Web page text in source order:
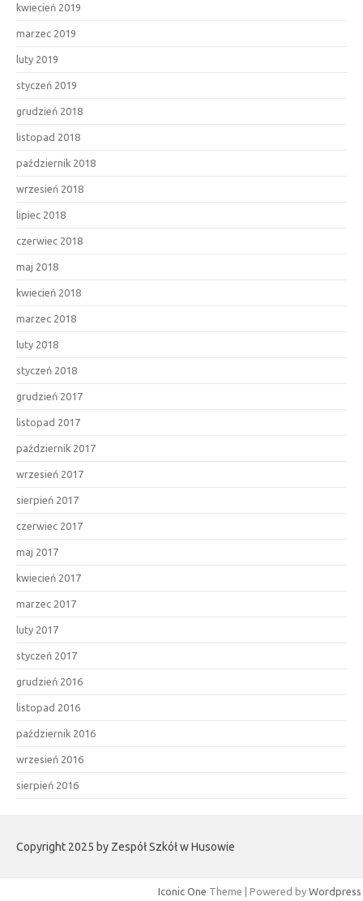
kwiecień 2019
marzec 2019
luty 2019
styczeń 2019
grudzień 2018
listopad 2018
październik 2018
wrzesień 2018
lipiec 2018
czerwiec 2018
maj 2018
kwiecień 2018
marzec 2018
luty 2018
styczeń 2018
grudzień 2017
listopad 2017
październik 2017
wrzesień 2017
sierpień 2017
czerwiec 2017
maj 2017
kwiecień 2017
marzec 2017
luty 2017
styczeń 2017
grudzień 2016
listopad 2016
październik 2016
wrzesień 2016
sierpień 2016
Copyright 2025 by Zespół Szkół w Husowie
Iconic One Theme | Powered by Wordpress